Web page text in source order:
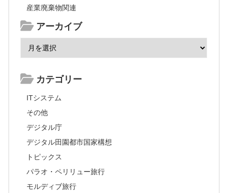
産業廃棄物関連
アーカイブ
カテゴリー
ITシステム
その他
デジタル庁
デジタル田園都市国家構想
トピックス
パラオ・ペリリュー旅行
モルディブ旅行